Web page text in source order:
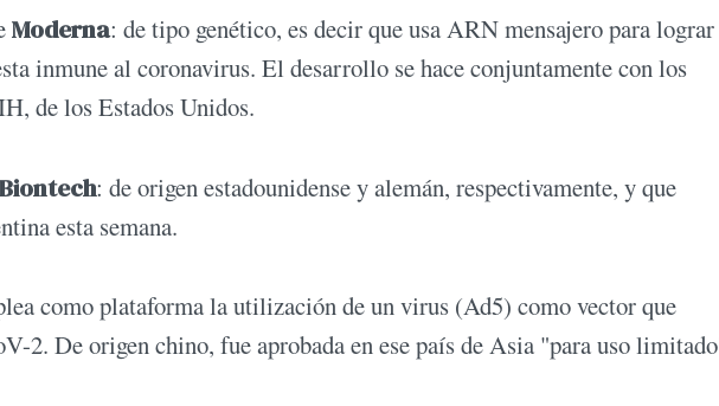
Moderna: de tipo genético, es decir que usa ARN mensajero para
inmune al coronavirus. El desarrollo se hace conjuntamente con los
de los Estados Unidos.
: de origen estadounidense y alemán, respectivamente, y que
esta semana.
como plataforma la utilización de un virus (Ad5) como vector que
2. De origen chino, fue aprobada en ese país de Asia "para uso